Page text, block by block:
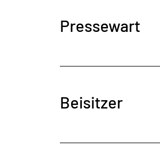
Pressewart
Beisitzer